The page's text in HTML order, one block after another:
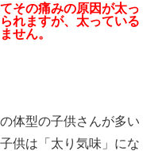
その痛みの原因が太っ
れますが、太っている
せん。
体型の子供さんが多い
供は「太り気味」にな